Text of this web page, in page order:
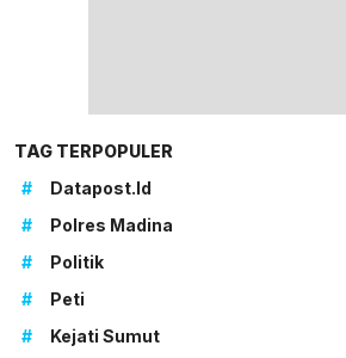
TAG TERPOPULER
#
Datapost.id
#
Polres Madina
#
Politik
#
Peti
#
Kejati Sumut